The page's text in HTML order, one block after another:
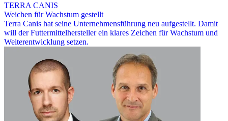
TERRA CANIS
Weichen für Wachstum gestellt
Terra Canis hat seine Unternehmensführung neu aufgestellt. Damit
will der Futtermittelhersteller ein klares Zeichen für Wachstum und
Weiterentwicklung setzen.